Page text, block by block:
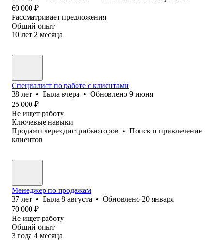
60 000 ₽
Рассматривает предложения
Общий опыт
10 лет 2 месяца
Специалист по работе с клиентами
38 лет • Была вчера • Обновлено 9 июня
25 000 ₽
Не ищет работу
Ключевые навыки
Продажи через дистрибьюторов • Поиск и привлечение
клиентов
Менеджер по продажам
37 лет • Была 8 августа • Обновлено 20 января
70 000 ₽
Не ищет работу
Общий опыт
3 года 4 месяца